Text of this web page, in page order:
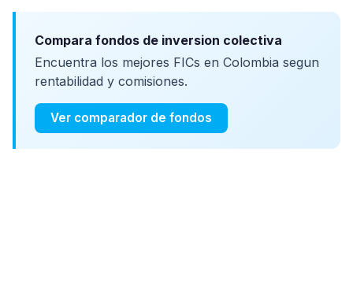
Compara fondos de inversion colectiva
Encuentra los mejores FICs en Colombia segun
rentabilidad y comisiones.
Ver comparador de fondos